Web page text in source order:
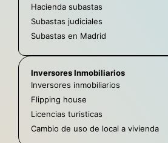
Hacienda subastas
Subastas judiciales
Subastas en Madrid
Inversores Inmobiliarios
Inversores inmobiliarios
Flipping house
Licencias turisticas
Cambio de uso de local a vivienda